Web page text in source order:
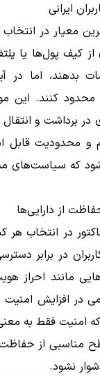
ایرانی
معیار در
از کیف پول‌ها یا
بدهند، اما
محدود کنند. این
برداشت و انتقال
و محدودیت قابل
که سیاست‌های
از دارایی‌ها
در انتخاب
کاربران در برابر
مانند احراز
افزایش امنیت
امنیت فقط به
مناسبی از حفاظت
نشود.